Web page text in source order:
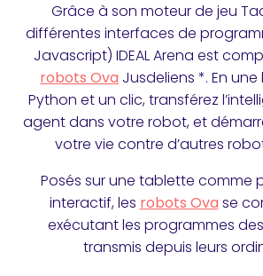
Grâce à son moteur de jeu
différentes interfaces de
Javascript) IDEAL Arena est
robots Ova Jusdeliens *. En
Python et un clic, transférez
agent dans votre robot, et
votre vie contre d’autres
Posés sur une tablette comme
interactif, les robots Ova se
exécutant les programmes
transmis depuis leurs